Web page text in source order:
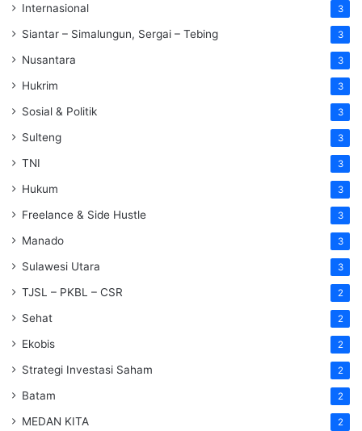
Internasional 3
Siantar – Simalungun, Sergai – Tebing 3
Nusantara 3
Hukrim 3
Sosial & Politik 3
Sulteng 3
TNI 3
Hukum 3
Freelance & Side Hustle 3
Manado 3
Sulawesi Utara 3
TJSL – PKBL – CSR 2
Sehat 2
Ekobis 2
Strategi Investasi Saham 2
Batam 2
MEDAN KITA 2